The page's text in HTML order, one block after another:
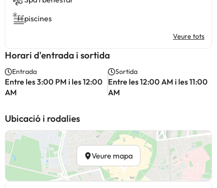
piscines
Veure tots
Horari d'entrada i sortida
Entrada
Entre les 3:00 PM i les 12:00
AM
Sortida
Entre les 12:00 AM i les 11:00
AM
Ubicació i rodalies
Veure mapa